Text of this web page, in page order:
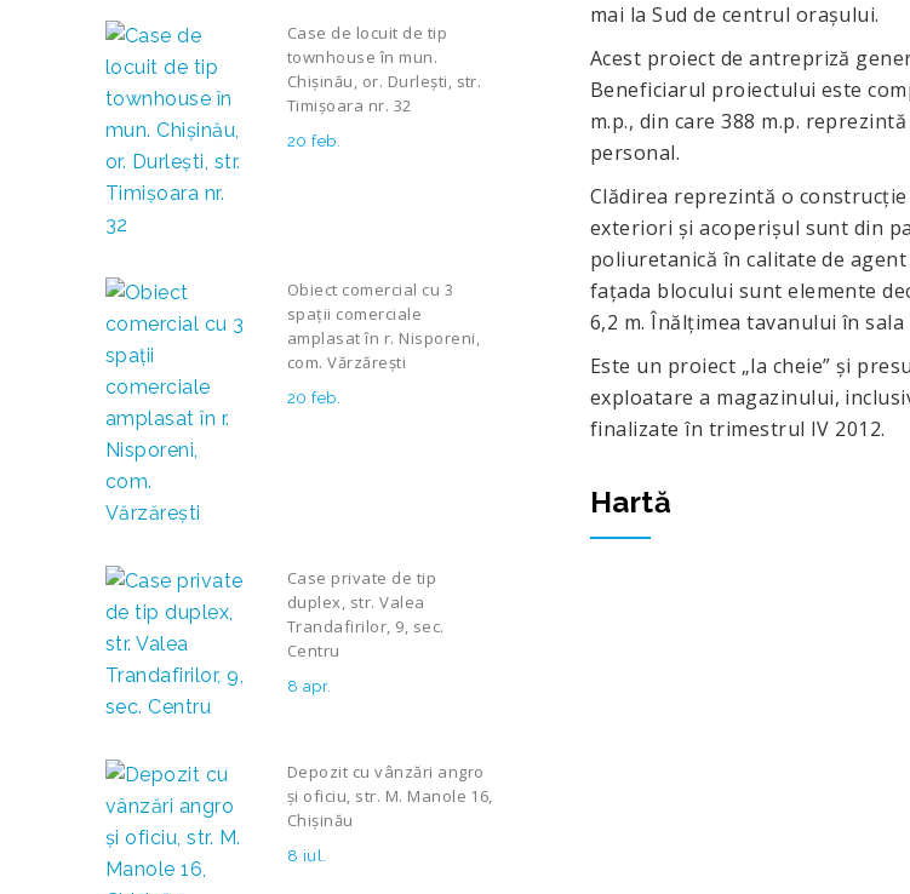
Case de locuit de tip
townhouse în mun.
Chișinău, or. Durlești, str.
Timișoara nr. 32
20 feb.
Obiect comercial cu 3
spații comerciale
amplasat în r. Nisporeni,
com. Vărzărești
20 feb.
Case private de tip
duplex, str. Valea
Trandafirilor, 9, sec.
Centru
8 apr.
Depozit cu vânzări angro
și oficiu, str. M. Manole 16,
Chișinău
8 iul.
mai la Sud de centrul oraşului.
Acest proiect de antrepriză
Beneficiarul proiectului este
m.p., din care 388 m.p.
personal.
Clădirea reprezintă o
exteriori şi acoperişul sunt din
poliuretanică în calitate de
faţada blocului sunt elemente
6,2 m. Înălţimea tavanului în
Este un proiect „la cheie” şi
exploatare a magazinului,
finalizate în trimestrul IV 2012.
Hartă